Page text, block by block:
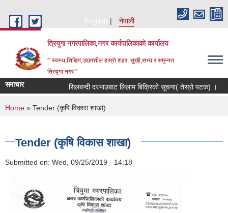
English
नेपाली
त्रियुगा नगरपालिका,नगर कार्यपालिकाको कार्यालय
'" स्वस्थ,शिक्षित,उद्यमशील हाम्रो शहर: सुखी,सभ्य र समुन्नत
त्रियुगा नगर "
समाचार सिलबन्दी दरभाउबाट लिलाम बिक्रिको सूचना( तेस्रो पटक) ।
You are here
Home » Tender (कृषि विकास शाखा)
Tender (कृषि विकास शाखा)
Submitted on: Wed, 09/25/2019 - 14:18